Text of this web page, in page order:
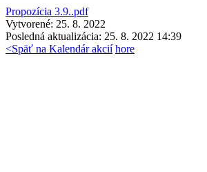
Propozícia 3.9..pdf
Vytvorené: 25. 8. 2022
Posledná aktualizácia: 25. 8. 2022 14:39
<Späť na Kalendár akcií hore